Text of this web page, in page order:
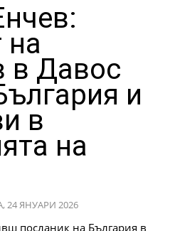
на
в Давос
и
в
на
24 ЯНУАРИ 2026
посланик на България в